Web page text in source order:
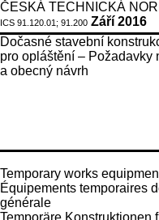
ČESKÁ TECHNICKÁ
ICS 91.120.01; 91.200 Září 2016
Dočasné stavební
pro opláštění – Požadavky
a obecný návrh
Temporary works
Équipements temporaires
générale
Temporäre Konstruktionen